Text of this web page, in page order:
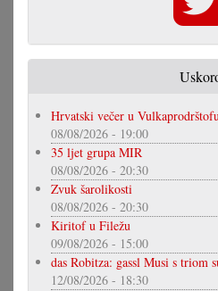
Hrvatski večer u
08/08/2026 - 19:00
35 ljet grupa MIR
08/08/2026 - 20:30
Zvuk šarolikosti
08/08/2026 - 20:30
Kiritof u Filežu
09/08/2026 - 15:00
das Robitza: gassl Musi s triom
12/08/2026 - 18:30